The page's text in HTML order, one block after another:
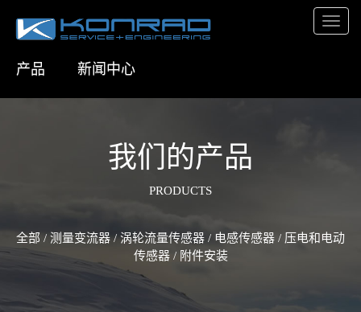
产品 新闻中心
我们的产品
PRODUCTS
全部 / 测量变流器 / 涡轮流量传感器 / 电感传感器 / 压电和电动
传感器/ 附件安装